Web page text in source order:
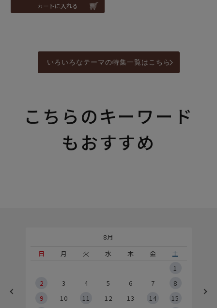
カートに入れる
いろいろなテーマの特集一覧はこちら
こちらのキーワード
もおすすめ
8月
日
月 火 水 木 金
土
1
2
3 4 5 6 7
8
9
10 11 12 13 14
15